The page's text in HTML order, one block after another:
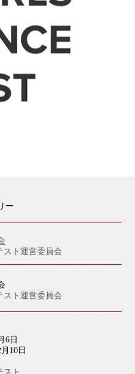
ー
スト運営委員会
スト運営委員会
6日
10日
スト